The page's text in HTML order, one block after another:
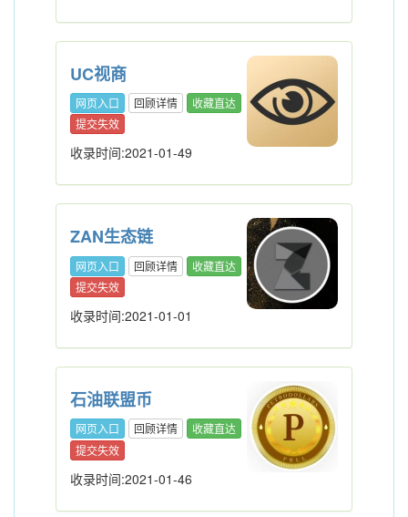
UC视商
网页入口 回顾详情
收藏直达
提交失效
收录时间:2021-01-49
ZAN生态链
网页入口 回顾详情
收藏直达
提交失效
收录时间:2021-01-01
石油联盟币
网页入口 回顾详情
收藏直达
提交失效
收录时间:2021-01-46